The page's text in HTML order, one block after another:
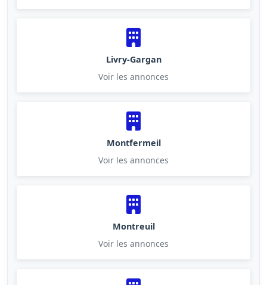
Livry-Gargan
Voir les annonces
Montfermeil
Voir les annonces
Montreuil
Voir les annonces